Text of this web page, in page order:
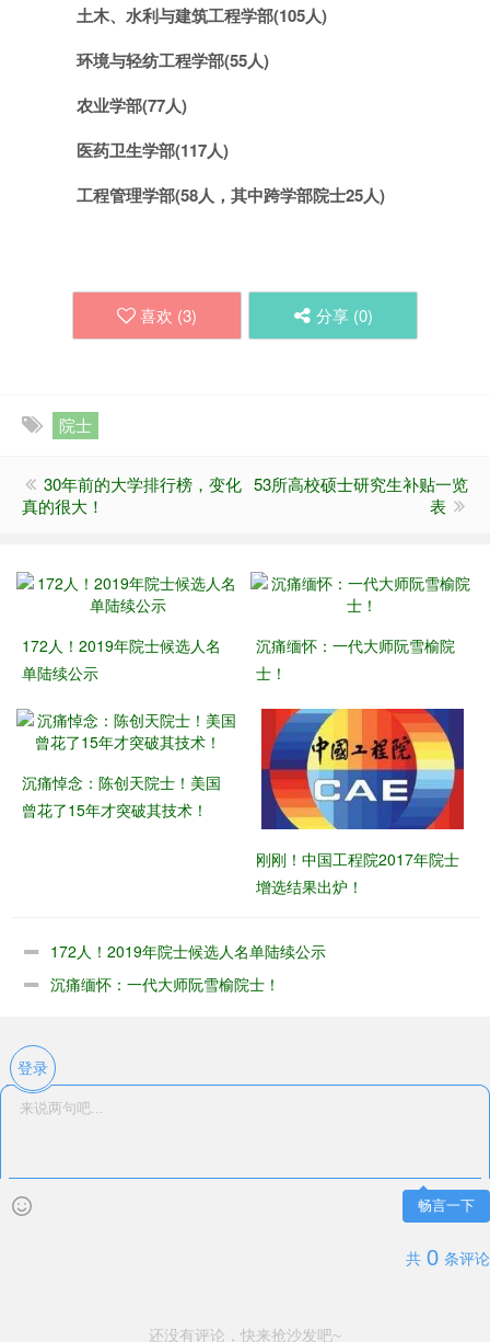
土木、水利与建筑工程学部(105人)
环境与轻纺工程学部(55人)
农业学部(77人)
医药卫生学部(117人)
工程管理学部(58人，其中跨学部院士25人)
喜欢 (3) 分享 (0)
院士
30年前的大学排行榜，变化
真的很大！
53所高校硕士研究生补贴一览
表
172人！2019年院士候选人名
单陆续公示
沉痛缅怀：一代大师阮雪榆院
士！
沉痛悼念：陈创天院士！美国
曾花了15年才突破其技术！
刚刚！中国工程院2017年院士
增选结果出炉！
172人！2019年院士候选人名单陆续公示
沉痛缅怀：一代大师阮雪榆院士！
登录
畅言一下
共 0 条评论
还没有评论，快来抢沙发吧~